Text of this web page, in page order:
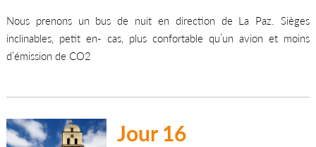
Nous prenons un bus de nuit en direction de La Paz. Sièges
inclinables, petit en- cas, plus confortable qu’un avion et moins
d’émission de CO2
Jour 16